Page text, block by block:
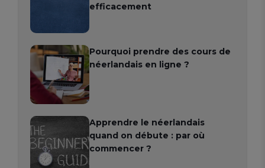
efficacement
Pourquoi prendre des cours de
néerlandais en ligne ?
Apprendre le néerlandais
quand on débute : par où
commencer ?